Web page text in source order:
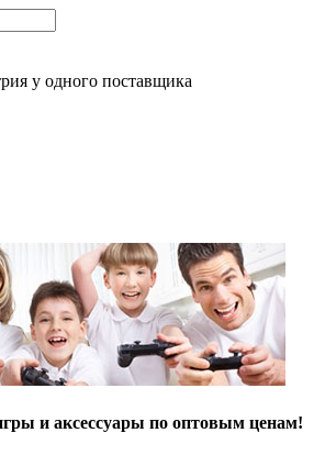
у одного поставщика
и аксессуары по оптовым ценам!